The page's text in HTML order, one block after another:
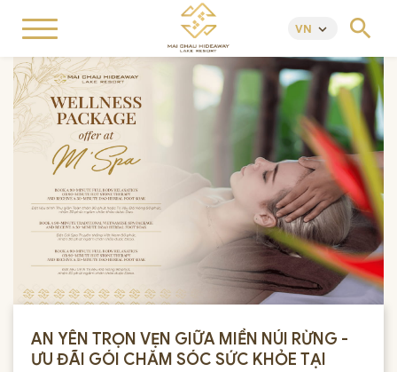
VN keyboard_arrow_down search
AN YÊN TRỌN VẸN GIỮA MIỀN NÚI RỪNG -
ƯU ĐÃI GÓI CHĂM SÓC SỨC KHỎE TẠI